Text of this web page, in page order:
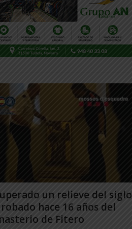
un relieve del siglo
hace 16 años del
de Fitero